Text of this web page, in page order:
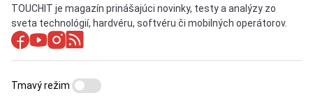
TOUCHIT je magazín prinášajúci novinky, testy a analýzy zo
sveta technológií, hardvéru, softvéru či mobilných operátorov.
Tmavý režim